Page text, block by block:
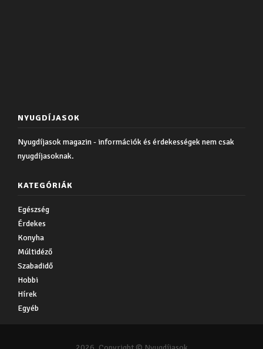
NYUGDÍJASOK
Nyugdíjasok magazin - információk és érdekességek nem csak
nyugdíjasoknak.
KATEGÓRIÁK
Egészség
Érdekes
Konyha
Múltidéző
Szabadidő
Hobbi
Hírek
Egyéb